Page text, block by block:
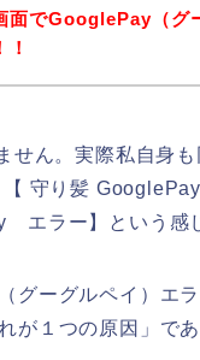
面でGooglePay（グ
せん。実際私自身
守り髪
ラー】という感
グーグルペイ）エ
が１つの原因」で